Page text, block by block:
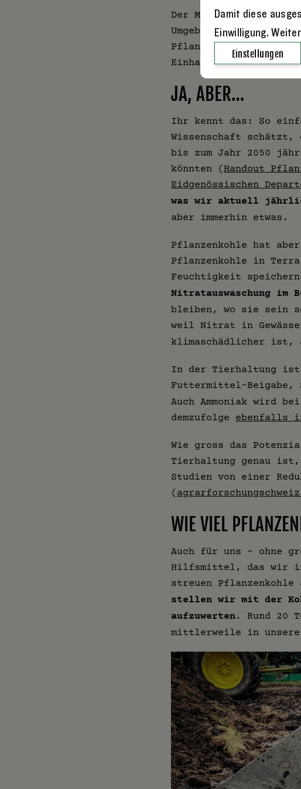
Der Mensch wittert
Umgebungsluft zu
Pflanzenkohle zu
Einhalt zu gebieten,
JA, ABER…
Ihr kennt das: So
Wissenschaft schätzt,
bis zum Jahr 2050
könnten (Handout
Eidgenössischen
was wir aktuell
aber immerhin etwas.
Pflanzenkohle hat
Pflanzenkohle in
Feuchtigkeit
Nitratauswaschung im
bleiben, wo sie sein
weil Nitrat in
klimaschädlicher ist,
In der Tierhaltung ist
Futtermittel-Beigabe,
Auch Ammoniak wird
demzufolge ebenfalls
Wie gross das
Tierhaltung genau
Studien von einer
(
WIE VIEL
Auch für uns – ohne
Hilfsmittel, das wir
streuen
stellen wir mit der
aufzuwerten . Rund 20
mittlerweile in unsere
Damit diese
Einwilligung.
Einstellungen